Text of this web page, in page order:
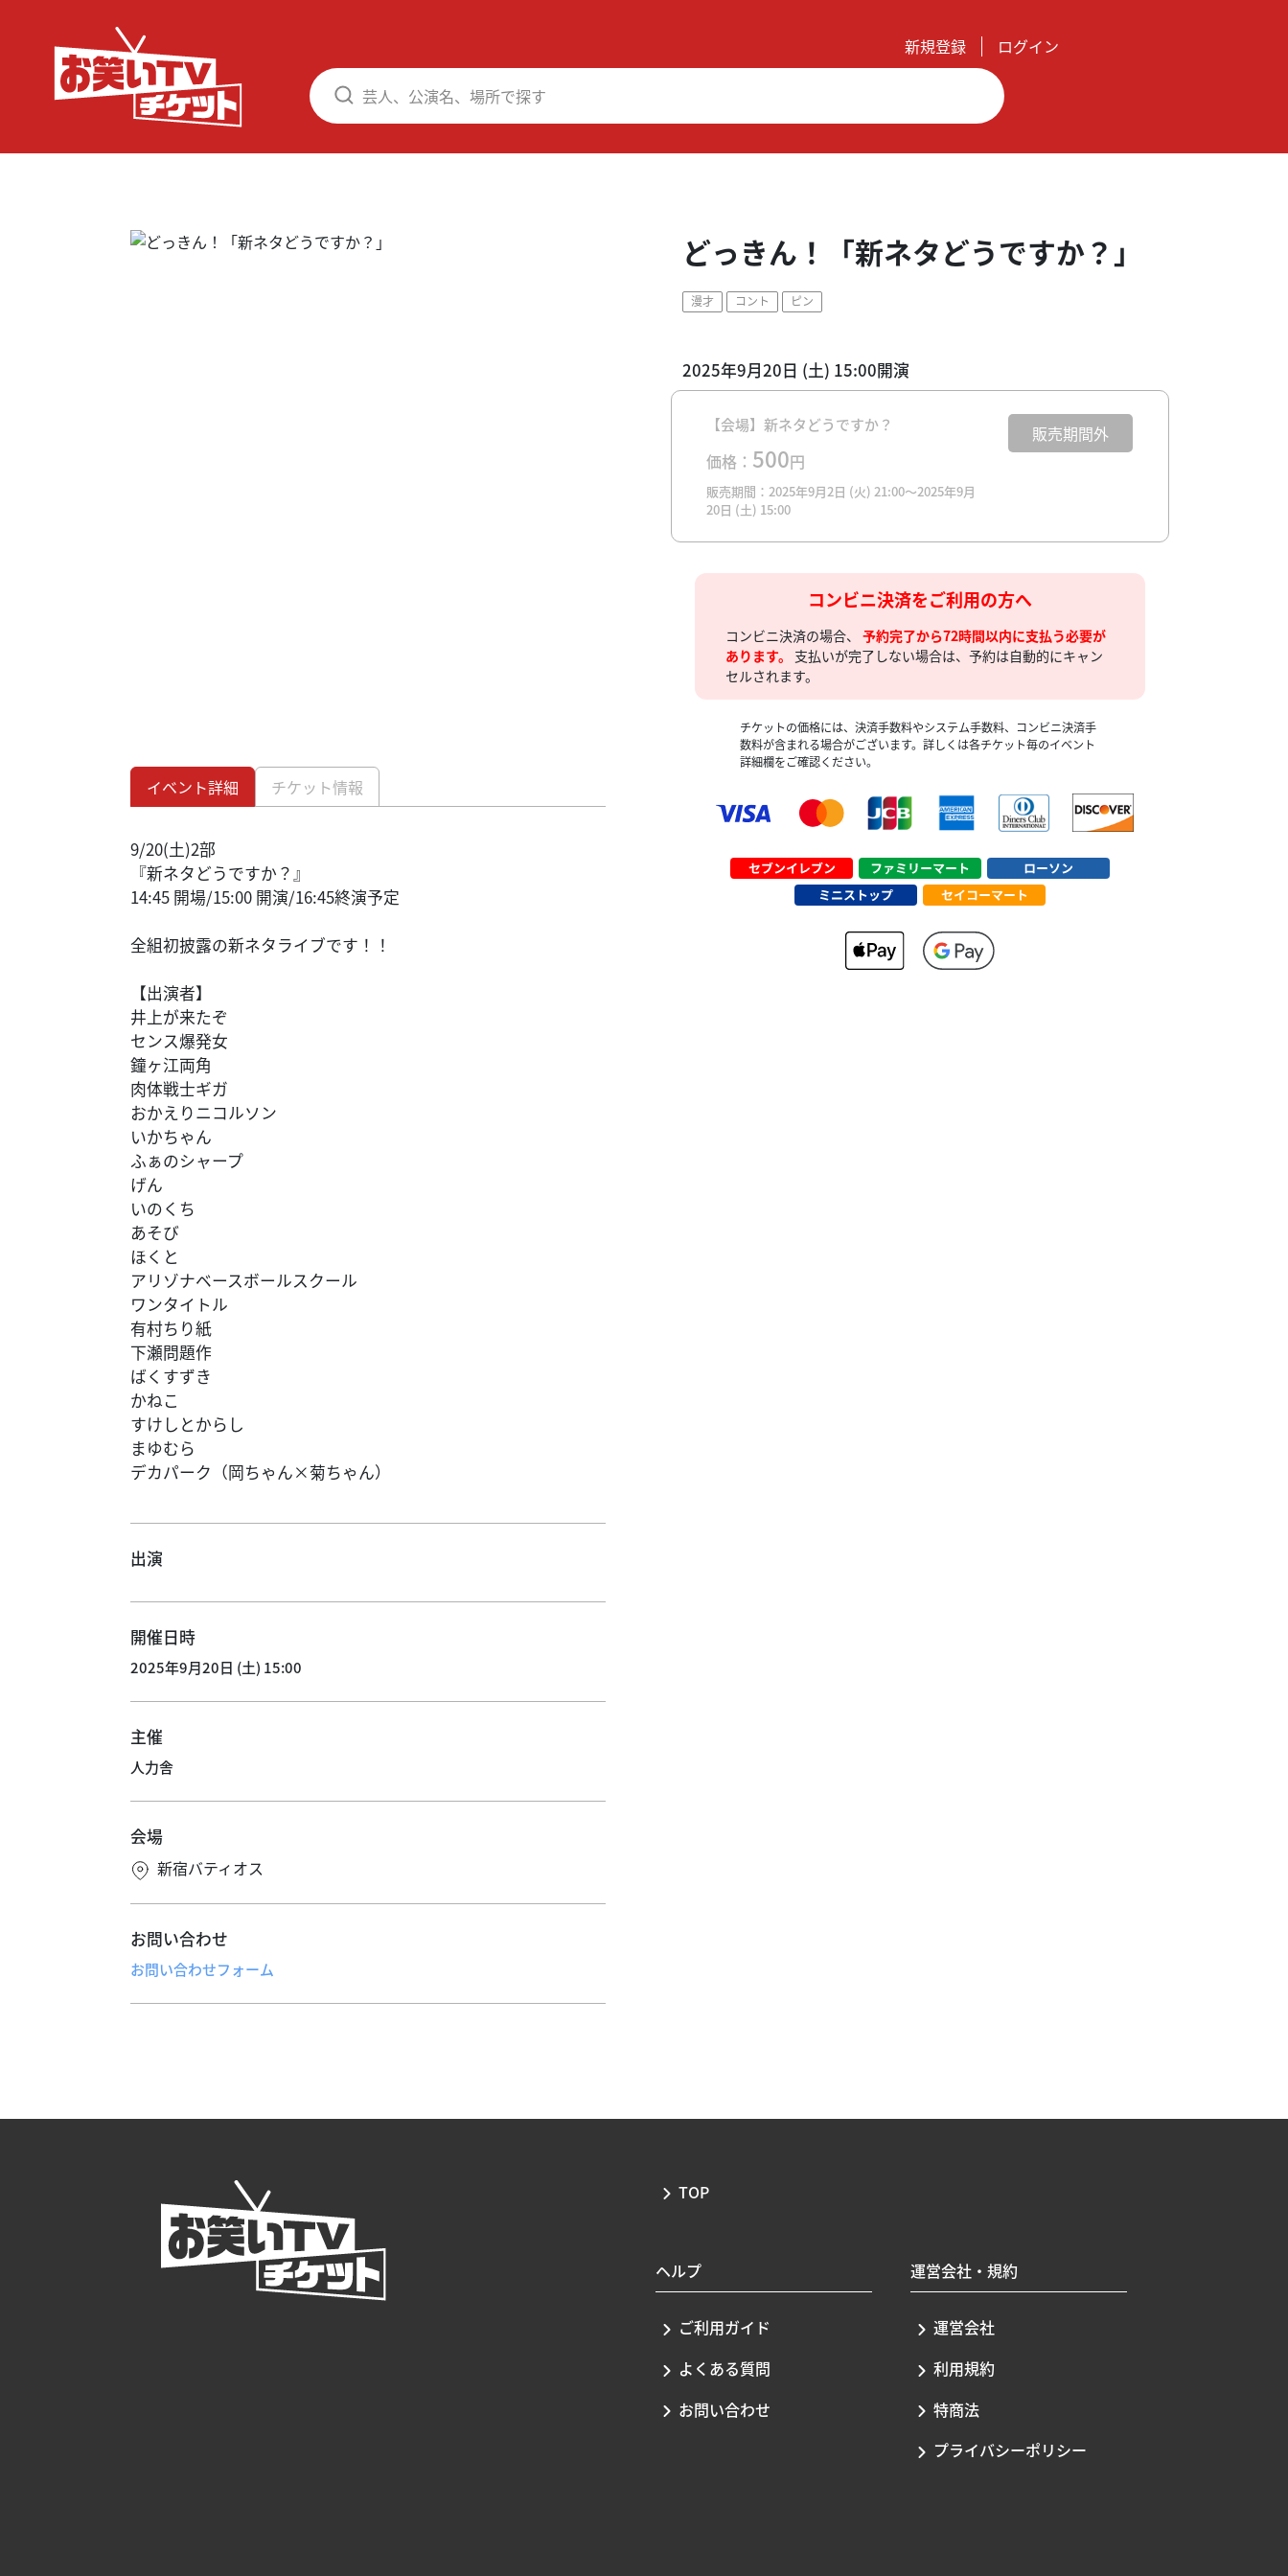
新規登録 ログイン
イベント詳細 チケット情報
9/20(土)2部
『新ネタどうですか？』
14:45 開場/15:00 開演/16:45終演予定
全組初披露の新ネタライブです！！
【出演者】
井上が来たぞ
センス爆発女
鐘ヶ江両角
肉体戦士ギガ
おかえりニコルソン
いかちゃん
ふぁのシャープ
げん
いのくち
あそび
ほくと
アリゾナベースボールスクール
ワンタイトル
有村ちり紙
下瀬問題作
ばくすずき
かねこ
すけしとからし
まゆむら
デカパーク（岡ちゃん×菊ちゃん）
出演
開催日時
2025年9月20日 (土) 15:00
主催
人力舎
会場
新宿バティオス
お問い合わせ
お問い合わせフォーム
どっきん！「新ネタどうですか？」
漫才 コント ピン
2025年9月20日 (土) 15:00開演
【会場】新ネタどうですか？
価格： 500円
販売期間：2025年9月2日 (火) 21:00〜2025年9月
20日 (土) 15:00
販売期間外
コンビニ決済をご利用の方へ
コンビニ決済の場合、 予約完了から72時間以内に支払う必要が
あります。
支払いが完了しない場合は、予約は自動的にキャン
セルされます。
チケットの価格には、決済手数料やシステム手数料、コンビニ決済手
数料が含まれる場合がございます。詳しくは各チケット毎のイベント
詳細欄をご確認ください。
TOP
ヘルプ
ご利用ガイド
よくある質問
お問い合わせ
運営会社・規約
運営会社
利用規約
特商法
プライバシーポリシー